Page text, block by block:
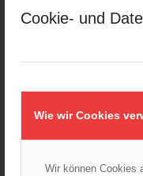
Cookie- und
Wie wir Cookies
Wir können Cookies